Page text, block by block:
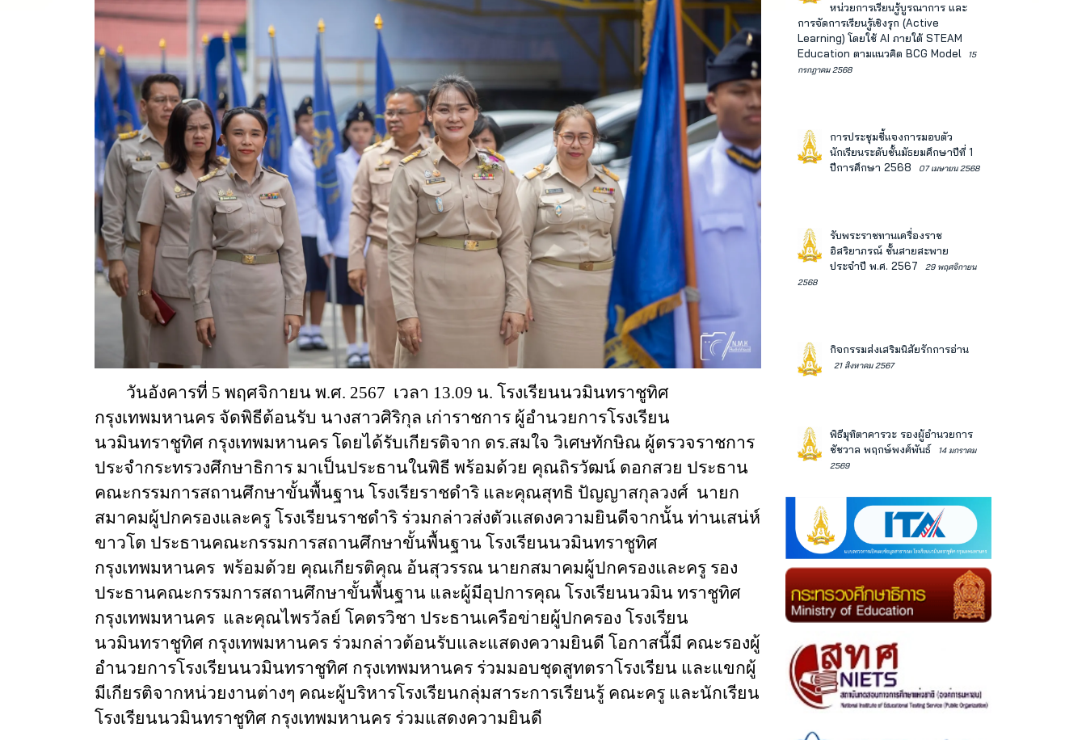
วันอังคารที่ 5 พฤศจิกายน พ.ศ. 2567 เวลา 13.09 น. โรงเรียนนวมินทราชูทิศ
กรุงเทพมหานคร จัดพิธีต้อนรับ นางสาวศิริกุล เก่าราชการ ผู้อำนวยการโรงเรียน
นวมินทราชูทิศ กรุงเทพมหานคร โดยได้รับเกียรติจาก ดร.สมใจ วิเศษทักษิณ ผู้ตรวจราชการ
ประจำกระทรวงศึกษาธิการ มาเป็นประธานในพิธี พร้อมด้วย คุณถิรวัฒน์ ดอกสวย ประธาน
คณะกรรมการสถานศึกษาขั้นพื้นฐาน โรงเรียราชดำริ และคุณสุทธิ ปัญญาสกุลวงศ์ นายก
สมาคมผู้ปกครองและครู โรงเรียนราชดำริ ร่วมกล่าวส่งตัวแสดงความยินดีจากนั้น ท่านเสน่ห์
ขาวโต ประธานคณะกรรมการสถานศึกษาขั้นพื้นฐาน โรงเรียนนวมินทราชูทิศ
กรุงเทพมหานคร พร้อมด้วย คุณเกียรติคุณ อ้นสุวรรณ นายกสมาคมผู้ปกครองและครู รอง
ประธานคณะกรรมการสถานศึกษาขั้นพื้นฐาน และผู้มีอุปการคุณ โรงเรียนนวมิน ทราชูทิศ
กรุงเทพมหานคร และคุณไพรวัลย์ โคตรวิชา ประธานเครือข่ายผู้ปกครอง โรงเรียน
นวมินทราชูทิศ กรุงเทพมหานคร ร่วมกล่าวต้อนรับและแสดงความยินดี โอกาสนี้มี คณะรองผู้
อำนวยการโรงเรียนนวมินทราชูทิศ กรุงเทพมหานคร ร่วมมอบชุดสูทตราโรงเรียน และแขกผู้
มีเกียรติจากหน่วยงานต่างๆ คณะผู้บริหารโรงเรียนกลุ่มสาระการเรียนรู้ คณะครู และนักเรียน
โรงเรียนนวมินทราชูทิศ กรุงเทพมหานคร ร่วมแสดงความยินดี
หน่วยการเรียนรู้บูรณาการ และ
การจัดการเรียนรู้เชิงรุก (Active
Learning) โดยใช้ AI ภายใต้ STEAM
Education ตามแนวคิด BCG Model
15
กรกฎาคม 2568
การประชุมชี้แจงการมอบตัว
นักเรียนระดับชั้นมัธยมศึกษาปีที่ 1
ปีการศึกษา 2568
07 เมษายน 2568
รับพระราชทานเครื่องราช
อิสริยาภรณ์ ชั้นสายสะพาย
ประจำปี พ.ศ. 2567
29 พฤศจิกายน
2568
กิจกรรมส่งเสริมนิสัยรักการอ่าน
21 สิงหาคม 2567
พิธีมุทิตาคารวะ รองผู้อำนวยการ
ชัชวาล พฤกษ์พงศ์พันธ์
14 มกราคม
2569